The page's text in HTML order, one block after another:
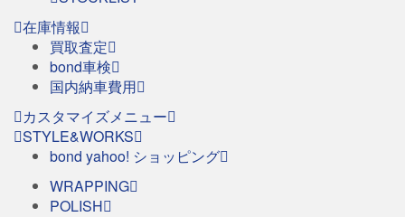
在庫情報
買取査定
bond車検
国内納車費用
カスタマイズメニュー
STYLE&WORKS
bond yahoo! ショッピング
WRAPPING
POLISH